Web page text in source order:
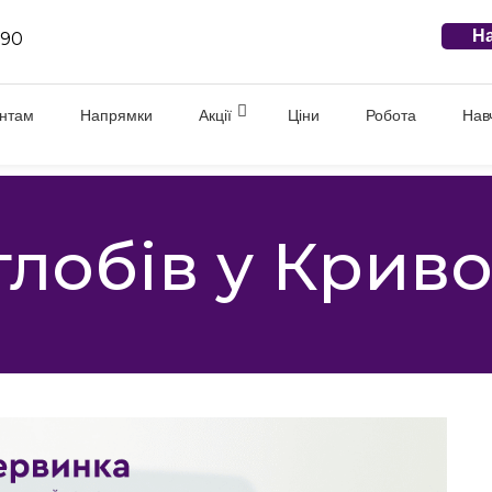
Напрямки Акції Ціни Робота
у